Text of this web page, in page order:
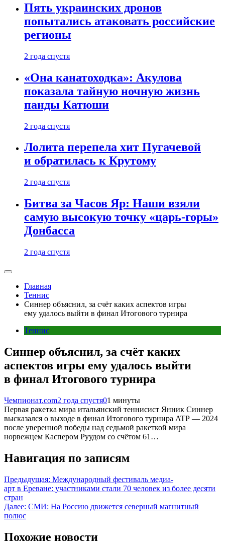
Пять украинских дронов
попытались атаковать российские
регионы
2 года спустя
«Она канатоходка»: Акулова
показала тайную ночную жизнь
панды Катюши
2 года спустя
Лолита перепела хит Пугачевой
и обратилась к Крутому
2 года спустя
Битва за Часов Яр: Наши взяли
самую высокую точку «царь-горы»
Донбасса
2 года спустя
Главная
Теннис
Синнер объяснил, за счёт каких аспектов игры
ему удалось выйти в финал Итогового турнира
Теннис
Синнер объяснил, за счёт каких
аспектов игры ему удалось выйти
в финал Итогового турнира
Чемпионат.com2 года спустя01 минуты
Первая ракетка мира итальянский теннисист Янник Синнер
высказался о выходе в финал Итогового турнира ATP — 2024
после уверенной победы над седьмой ракеткой мира
норвежцем Каспером Руудом со счётом 61…
Навигация по записям
Предыдущая: Международный фестиваль медиа-
арт в Ереване: участниками стали 70 человек из более десяти
стран
Далее: СМИ: На Россию движется северный магнитный
полюс
Похожие новости